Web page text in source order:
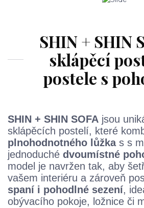
SHIN + SHIN
sklápěcí
postele s
SHIN + SHIN SOFA jsou
sklápěcích postelí, které
plnohodnotného lůžkas s
jednoduché dvoumístné
model je navržen tak, aby
vašem interiéru a zároveň
spaní i pohodlné sezení,
obývacího pokoje, ložnice či